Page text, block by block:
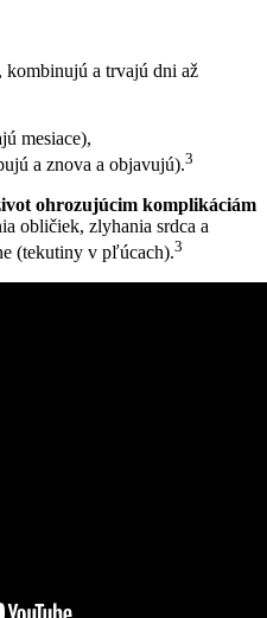
kombinujú a trvajú dni až
mesiace),
a znova a objavujú).3
ohrozujúcim komplikáciám
obličiek, zlyhania srdca a
(tekutiny v pľúcach).3